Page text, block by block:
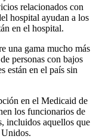
relacionados con
hospital ayudan a los
en el hospital.
una gama mucho más
personas con bajos
están en el país sin
en el Medicaid de
los funcionarios de
incluidos aquellos que